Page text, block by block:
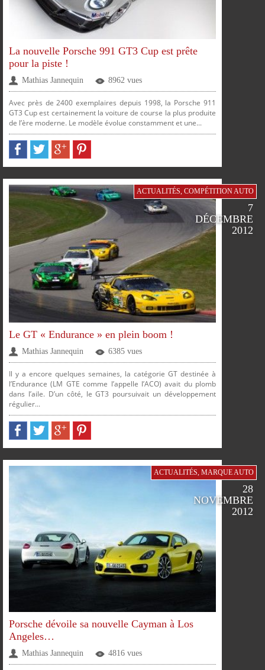
PLUS
PLUS
FACEBOOKTWITTERGOOGLEPINTEREST
TWITTER
SUR SUR SUR SUR
SUR SUR SUR SUR
PARTAGERPARTAGERPARTAGERPARTAGER
La nouvelle Porsche 991 GT3 Cup est prête
pour la piste !
Mathias Jannequin 8962 vues
Avec près de 2400 exemplaires depuis 1998, la Porsche 911
GT3 Cup est certainement la voiture de course la plus produite
de l’ère moderne. Le modèle évolue constamment et une...
PARTAGERPARTAGERPARTAGERPARTAGER
ACTUALITÉS, COMPÉTITION AUTO
7
DÉCEMBRE
2012
Le GT « Endurance » en plein boom !
Mathias Jannequin 6385 vues
Il y a encore quelques semaines, la catégorie GT destinée à
l’Endurance (LM GTE comme l’appelle l’ACO) avait du plomb
dans l’aile. D’un côté, le GT3 poursuivait un développement
régulier...
ACTUALITÉS, MARQUE AUTO
28
NOVEMBRE
2012
Porsche dévoile sa nouvelle Cayman à Los
Angeles…
Mathias Jannequin 4816 vues